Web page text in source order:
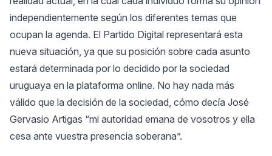
independientemente según los diferentes temas que
ocupan la agenda. El Partido Digital representará esta
nueva situación, ya que su posición sobre cada asunto
estará determinada por lo decidido por la sociedad
uruguaya en la plataforma online. No hay nada más
válido que la decisión de la sociedad, cómo decía José
Gervasio Artigas “mi autoridad emana de vosotros y ella
cesa ante vuestra presencia soberana”.